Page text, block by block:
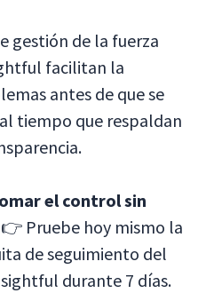
gestión de la fuerza
facilitan la
antes de que se
tiempo que respaldan
el control sin
👉 Pruebe hoy mismo la
de seguimiento del
durante 7 días.